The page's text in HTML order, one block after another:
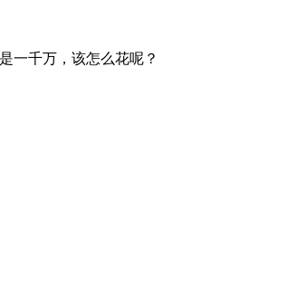
一千万，该怎么花呢？